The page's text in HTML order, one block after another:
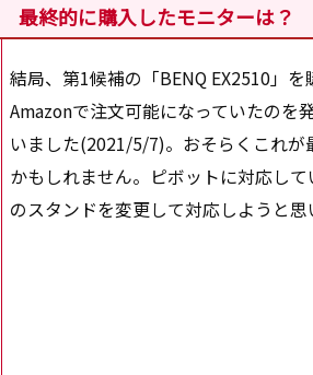
最終的に購入したモニターは？
結局、第1候補の「BENQ EX2510」を
Amazonで注文可能になっていたのを
いました(2021/5/7)。おそらくこれが
かもしれません。ピボットに対応し
のスタンドを変更して対応しようと思